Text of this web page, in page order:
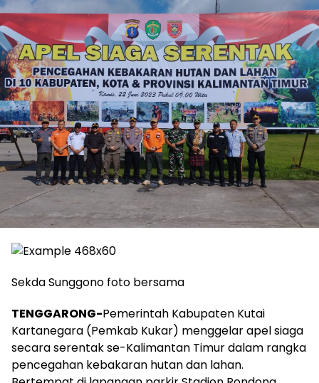
Sekda Sunggono foto bersama
TENGGARONG-Pemerintah Kabupaten Kutai
Kartanegara (Pemkab Kukar) menggelar apel siaga
secara serentak se-Kalimantan Timur dalam rangka
pencegahan kebakaran hutan dan lahan.